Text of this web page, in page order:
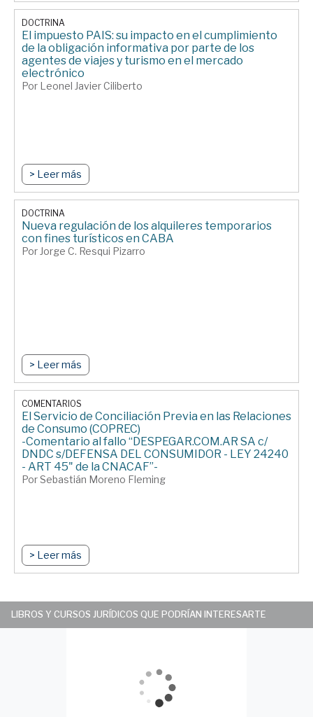
DOCTRINA
El impuesto PAIS: su impacto en el cumplimiento
de la obligación informativa por parte de los
agentes de viajes y turismo en el mercado
electrónico
Por Leonel Javier Ciliberto
> Leer más
DOCTRINA
Nueva regulación de los alquileres temporarios
con fines turísticos en CABA
Por Jorge C. Resqui Pizarro
> Leer más
COMENTARIOS
El Servicio de Conciliación Previa en las Relaciones
de Consumo (COPREC)
-Comentario al fallo “DESPEGAR.COM.AR SA c/
DNDC s/DEFENSA DEL CONSUMIDOR - LEY 24240
- ART 45" de la CNACAF”-
Por Sebastián Moreno Fleming
> Leer más
LIBROS Y CURSOS JURÍDICOS QUE PODRÍAN INTERESARTE